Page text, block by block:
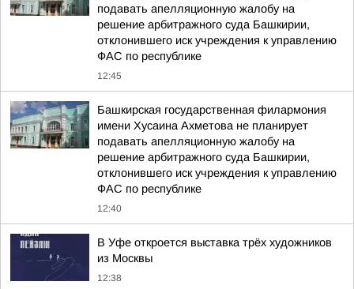
подавать апелляционную жалобу на
решение арбитражного суда Башкирии,
отклонившего иск учреждения к управлению
ФАС по республике
12:45
Башкирская государственная филармония
имени Хусаина Ахметова не планирует
подавать апелляционную жалобу на
решение арбитражного суда Башкирии,
отклонившего иск учреждения к управлению
ФАС по республике
12:40
В Уфе откроется выставка трёх художников
из Москвы
12:38